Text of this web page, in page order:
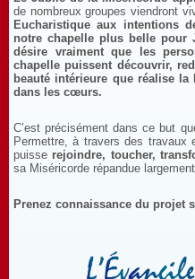
de nombreux groupes viendront
Eucharistique aux intentions
notre chapelle plus belle pour
désire vraiment que les
chapelle puissent découvrir,
beauté intérieure que réalise la
dans les cœurs.
C’est précisément dans ce but
Permettre, à travers des travaux
puisse rejoindre, toucher,
sa Miséricorde répandue
Prenez connaissance du projet